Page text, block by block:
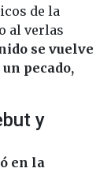
de la
al verlas
se vuelve
pecado,
y
en la